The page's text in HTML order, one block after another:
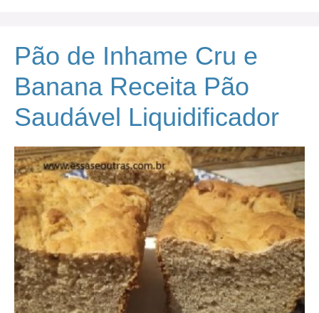
Pão de Inhame Cru e
Banana Receita Pão
Saudável Liquidificador